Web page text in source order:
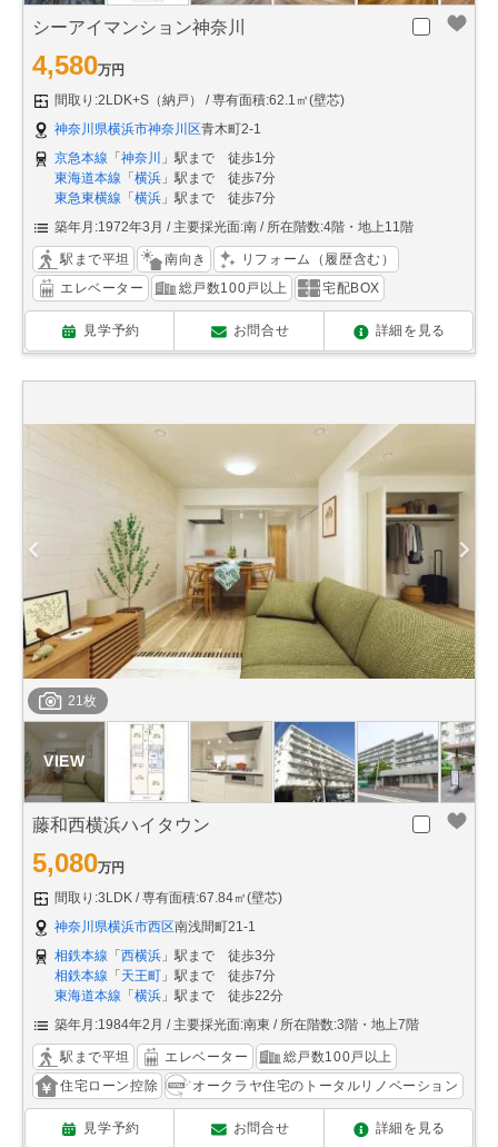
シーアイマンション神奈川
4,580万円
間取り:2LDK+S（納戸）
専有面積:62.1㎡(壁芯)
神奈川県横浜市神奈川区青木町2-1
京急本線 「 神奈川
」駅まで 徒歩1分
東海道本線 「 横浜 」駅まで 徒歩7分
東急東横線 「 横浜 」駅まで 徒歩7分
築年月:1972年3月
主要採光面:南 所在階数:4階・地上11階
駅まで平坦 南向き
リフォーム（履歴含む）
エレベーター
総戸数100戸以上 宅配BOX
見学予約 お問合せ 詳細を見る
21枚
藤和西横浜ハイタウン
5,080万円
間取り:3LDK
専有面積:67.84㎡(壁芯)
神奈川県横浜市西区南浅間町21-1
相鉄本線 「西横浜 」駅まで 徒歩3分
相鉄本線 「天王町 」駅まで 徒歩7分
東海道本線 「横浜 」駅まで 徒歩22分
築年月:1984年2月
主要採光面:南東 所在階数:3階・地上7階
駅まで平坦 エレベーター
総戸数100戸以上
住宅ローン控除
オークラヤ住宅のトータルリノベーション
見学予約 お問合せ 詳細を見る